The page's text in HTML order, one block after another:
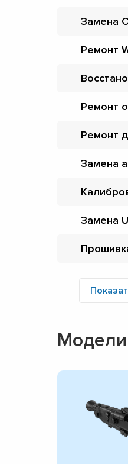
Замена
Ремонт
Ремонт
Ремонт
Замена
Замена
Модели